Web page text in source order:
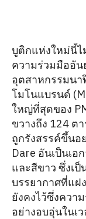
บูติกแห่งใหม่นี้
ความร่วมมืออัน
อุตสาหกรรมนา
โมโนแบรนด์
ใหญ่ที่สุดของ
ขวางถึง 124 ต
ถูกรังสรรค์ขึ้น
Dare อันเป็นเ
และสีขาว ซึ่งเ
บรรยากาศที่แฝ
ยังคงไว้ซึ่งควา
อย่างอบอุ่นในเ